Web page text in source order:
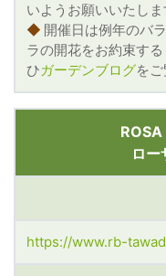
いようお願いいたしま
◆ 開催日は例年のバ
ラの開花をお約束す
ひガーデンブログを
ロー
https://www.rb-